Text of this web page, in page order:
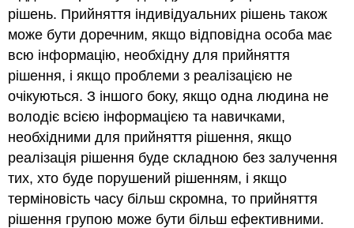
рішень. Прийняття індивідуальних рішень також
може бути доречним, якщо відповідна особа має
всю інформацію, необхідну для прийняття
рішення, і якщо проблеми з реалізацією не
очікуються. З іншого боку, якщо одна людина не
володіє всією інформацією та навичками,
необхідними для прийняття рішення, якщо
реалізація рішення буде складною без залучення
тих, хто буде порушений рішенням, і якщо
терміновість часу більш скромна, то прийняття
рішення групою може бути більш ефективними.